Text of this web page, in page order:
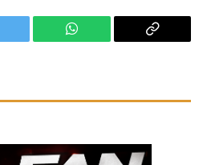
WhatsApp
Copiar